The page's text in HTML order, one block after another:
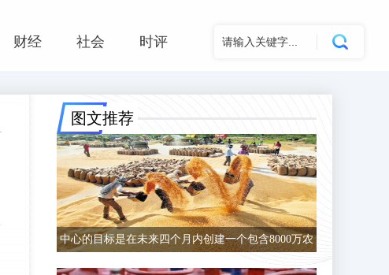
财经 社会 时评
图文推荐
中心的目标是在未来四个月内创建一个包含8000万农